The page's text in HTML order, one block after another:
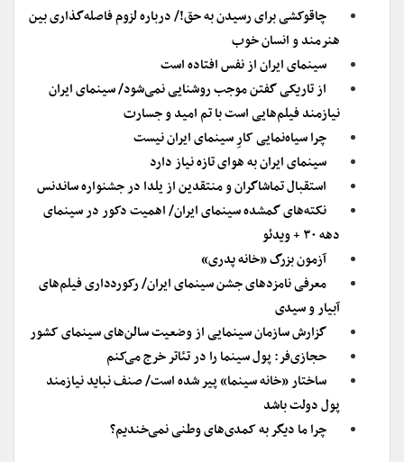
چاقوکشی برای رسیدن به حق!/ درباره لزوم فاصله‌گذاری بین
هنرمند و انسان خوب
سینمای ایران از نفس افتاده است
از تاریکی گفتن موجب روشنایی نمی‌شود/ سینمای ایران
نیازمند فیلم‌هایی است با تم امید و جسارت
چرا سیاه‌نمایی کارِ سینمای ایران نیست
سینمای ایران به هوای تازه نیاز دارد
استقبال تماشاگران و منتقدین از یلدا در جشنواره ساندنس‌
نکته‌های گمشده سینمای ایران/ اهمیت دکور در سینمای
دهه ۳۰ + ویدئو
آزمون بزرگ «خانه پدری»
معرفی نامزدهای جشن سینمای ایران/ رکوردداری فیلم‌های
آبیار و سیدی
گزارش سازمان سینمایی از وضعیت سالن‌های سینمای کشور
حجازی‌فر: پول سینما را در تئاتر خرج می‌کنم
ساختار «خانه سینما» پیر شده است/ صنف نباید نیازمند
پول دولت باشد
چرا ما دیگر به کمدی‌‌های وطنی نمی‌خندیم؟